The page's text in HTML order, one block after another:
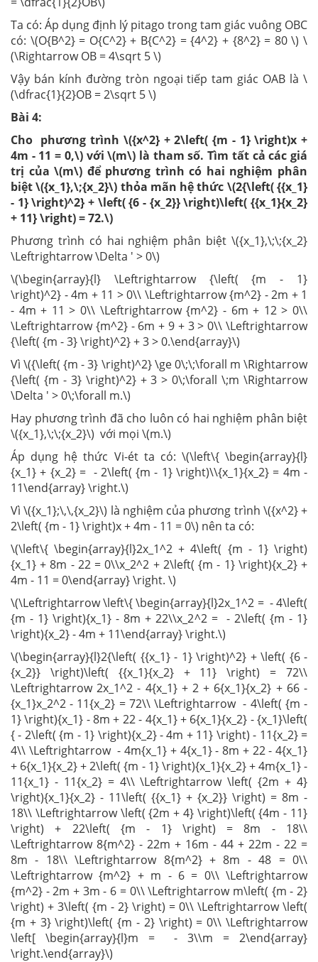
Ta có: Áp dụng định lý pitago trong tam giác vuông OBC
có: \(O{B^2} = O{C^2} + B{C^2} = {4^2} + {8^2} = 80 \) \
(\Rightarrow OB = 4\sqrt 5 \)
Vậy bán kính đường tròn ngoại tiếp tam giác OAB là \
(\dfrac{1}{2}OB = 2\sqrt 5 \)
Bài 4:
Cho phương trình \({x^2} + 2\left( {m - 1} \right)x +
4m - 11 = 0,\) với \(m\) là tham số. Tìm tất cả các giá
trị của \(m\) để phương trình có hai nghiệm phân
biệt \({x_1},\;{x_2}\) thỏa mãn hệ thức \(2{\left( {{x_1}
- 1} \right)^2} + \left( {6 - {x_2}} \right)\left( {{x_1}{x_2}
+ 11} \right) = 72.\)
Phương trình có hai nghiệm phân biệt \({x_1},\;\;{x_2}
\Leftrightarrow \Delta ' > 0\)
\(\begin{array}{l} \Leftrightarrow {\left( {m - 1}
\right)^2} - 4m + 11 > 0\\ \Leftrightarrow {m^2} - 2m + 1
- 4m + 11 > 0\\ \Leftrightarrow {m^2} - 6m + 12 > 0\\
\Leftrightarrow {m^2} - 6m + 9 + 3 > 0\\ \Leftrightarrow
{\left( {m - 3} \right)^2} + 3 > 0.\end{array}\)
Vì \({\left( {m - 3} \right)^2} \ge 0\;\;\forall m \Rightarrow
{\left( {m - 3} \right)^2} + 3 > 0\;\forall \;m \Rightarrow
\Delta ' > 0\;\forall m.\)
Hay phương trình đã cho luôn có hai nghiệm phân biệt
\({x_1},\;\;{x_2}\) với mọi \(m.\)
Áp dụng hệ thức Vi-ét ta có: \(\left\{ \begin{array}{l}
{x_1} + {x_2} = - 2\left( {m - 1} \right)\\{x_1}{x_2} = 4m -
11\end{array} \right.\)
Vì \({x_1};\,\,{x_2}\) là nghiệm của phương trình \({x^2} +
2\left( {m - 1} \right)x + 4m - 11 = 0\) nên ta có:
\(\left\{ \begin{array}{l}2x_1^2 + 4\left( {m - 1} \right)
{x_1} + 8m - 22 = 0\\x_2^2 + 2\left( {m - 1} \right){x_2} +
4m - 11 = 0\end{array} \right. \)
\(\Leftrightarrow \left\{ \begin{array}{l}2x_1^2 = - 4\left(
{m - 1} \right){x_1} - 8m + 22\\x_2^2 = - 2\left( {m - 1}
\right){x_2} - 4m + 11\end{array} \right.\)
\(\begin{array}{l}2{\left( {{x_1} - 1} \right)^2} + \left( {6 -
{x_2}} \right)\left( {{x_1}{x_2} + 11} \right) = 72\\
\Leftrightarrow 2x_1^2 - 4{x_1} + 2 + 6{x_1}{x_2} + 66 -
{x_1}x_2^2 - 11{x_2} = 72\\ \Leftrightarrow - 4\left( {m -
1} \right){x_1} - 8m + 22 - 4{x_1} + 6{x_1}{x_2} - {x_1}\left(
{ - 2\left( {m - 1} \right){x_2} - 4m + 11} \right) - 11{x_2} =
4\\ \Leftrightarrow - 4m{x_1} + 4{x_1} - 8m + 22 - 4{x_1}
+ 6{x_1}{x_2} + 2\left( {m - 1} \right){x_1}{x_2} + 4m{x_1} -
11{x_1} - 11{x_2} = 4\\ \Leftrightarrow \left( {2m + 4}
\right){x_1}{x_2} - 11\left( {{x_1} + {x_2}} \right) = 8m -
18\\ \Leftrightarrow \left( {2m + 4} \right)\left( {4m - 11}
\right) + 22\left( {m - 1} \right) = 8m - 18\\
\Leftrightarrow 8{m^2} - 22m + 16m - 44 + 22m - 22 =
8m - 18\\ \Leftrightarrow 8{m^2} + 8m - 48 = 0\\
\Leftrightarrow {m^2} + m - 6 = 0\\ \Leftrightarrow
{m^2} - 2m + 3m - 6 = 0\\ \Leftrightarrow m\left( {m - 2}
\right) + 3\left( {m - 2} \right) = 0\\ \Leftrightarrow \left(
{m + 3} \right)\left( {m - 2} \right) = 0\\ \Leftrightarrow
\left[ \begin{array}{l}m = - 3\\m = 2\end{array}
\right.\end{array}\)